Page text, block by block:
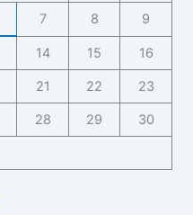
7 8 9
14 15 16
21 22 23
28 29 30